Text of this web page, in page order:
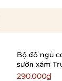
Bộ đồ ngủ
sườn xám
nhàng
290.000₫